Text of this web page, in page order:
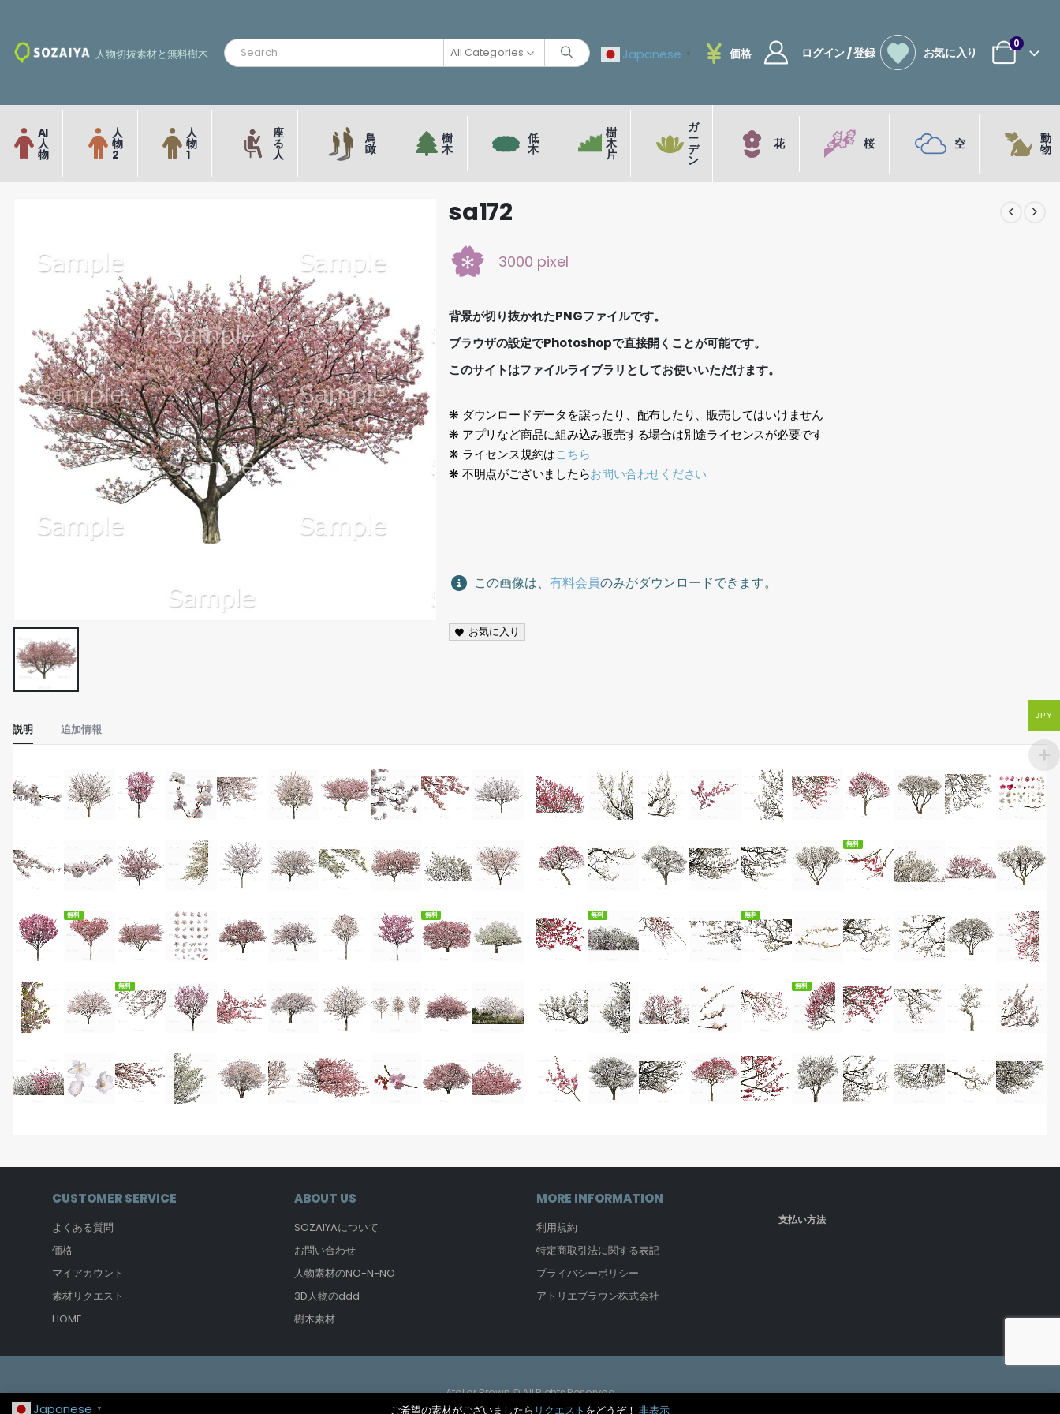
ご希望の素材がございましたら リクエスト をどうぞ！ 非表示
人物切抜素材と無料樹木 All Categories Japanese ▼ 価格 ログイン / 登録 お気に入り
0
AI
人
物
人
物
2
人
物
1
座
る
人
鳥
瞰
樹
木
低
木
樹
木
片
ガ
ー
デ
ン
花 桜 空 動
物
sa172
3000 pixel
背景が切り抜かれたPNGファイルです。
ブラウザの設定でPhotoshopで直接開くことが可能です。
このサイトはファイルライブラリとしてお使いいただけます。
❋ ダウンロードデータを譲ったり、配布したり、販売してはいけません
❋ アプリなど商品に組み込み販売する場合は別途ライセンスが必要です
❋ ライセンス規約はこちら
❋ 不明点がございましたらお問い合わせください
この画像は、有料会員のみがダウンロードできます。
お気に入り
説明 追加情報
無料
無料ダウンロード
無料
無料
無料ダウンロード
無料
無料ダウンロード
無料
無料ダウンロード
無料
無料
CUSTOMER SERVICE
よくある質問
価格
マイアカウント
素材リクエスト
HOME
ABOUT US
SOZAIYAについて
お問い合わせ
人物素材のNO-N-NO
3D人物のddd
樹木素材
MORE INFORMATION
利用規約
特定商取引法に関する表記
プライバシーポリシー
アトリエブラウン株式会社
支払い方法
Atelier Brown © All Rights Reserved
Japanese ▼
JPY